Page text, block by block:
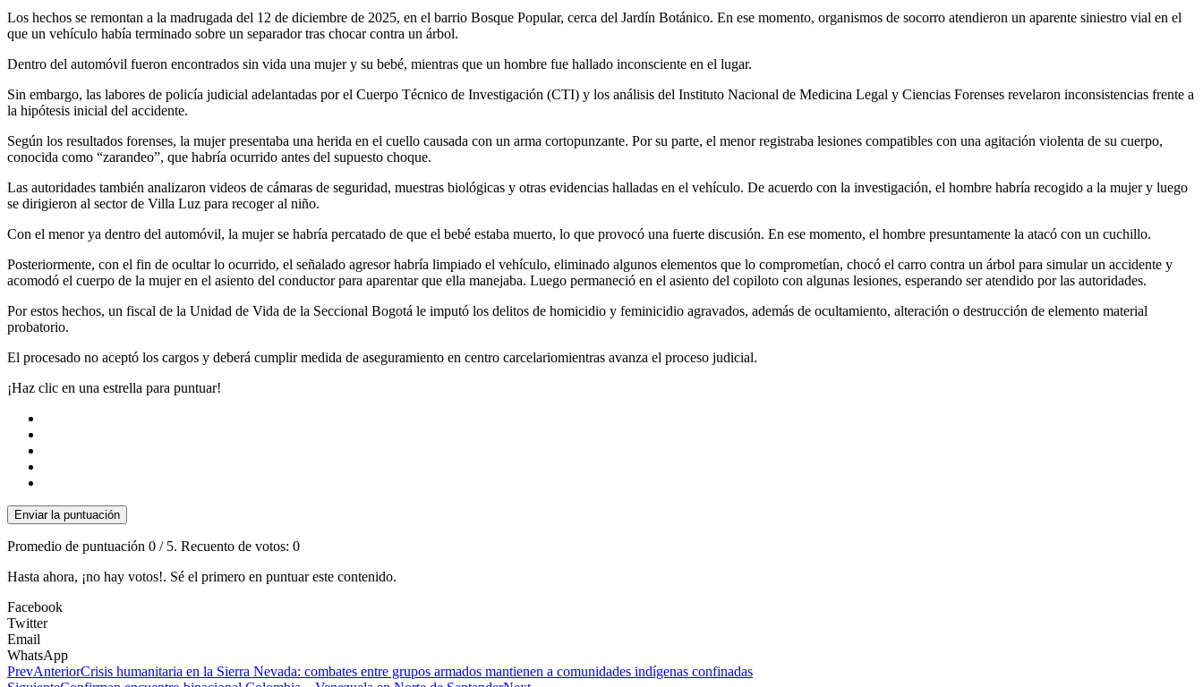
Los hechos se remontan a la madrugada del 12 de diciembre de 2025, en el barrio Bosque Popular, cerca del Jardín Botánico. En ese momento, organismos de socorro atendieron un aparente siniestro vial en el
que un vehículo había terminado sobre un separador tras chocar contra un árbol.
Dentro del automóvil fueron encontrados sin vida una mujer y su bebé, mientras que un hombre fue hallado inconsciente en el lugar.
Sin embargo, las labores de policía judicial adelantadas por el Cuerpo Técnico de Investigación (CTI) y los análisis del Instituto Nacional de Medicina Legal y Ciencias Forenses revelaron inconsistencias frente a
la hipótesis inicial del accidente.
Según los resultados forenses, la mujer presentaba una herida en el cuello causada con un arma cortopunzante. Por su parte, el menor registraba lesiones compatibles con una agitación violenta de su cuerpo,
conocida como “zarandeo”, que habría ocurrido antes del supuesto choque.
Las autoridades también analizaron videos de cámaras de seguridad, muestras biológicas y otras evidencias halladas en el vehículo. De acuerdo con la investigación, el hombre habría recogido a la mujer y luego
se dirigieron al sector de Villa Luz para recoger al niño.
Con el menor ya dentro del automóvil, la mujer se habría percatado de que el bebé estaba muerto, lo que provocó una fuerte discusión. En ese momento, el hombre presuntamente la atacó con un cuchillo.
Posteriormente, con el fin de ocultar lo ocurrido, el señalado agresor habría limpiado el vehículo, eliminado algunos elementos que lo comprometían, chocó el carro contra un árbol para simular un accidente y
acomodó el cuerpo de la mujer en el asiento del conductor para aparentar que ella manejaba. Luego permaneció en el asiento del copiloto con algunas lesiones, esperando ser atendido por las autoridades.
Por estos hechos, un fiscal de la Unidad de Vida de la Seccional Bogotá le imputó los delitos de homicidio y feminicidio agravados, además de ocultamiento, alteración o destrucción de elemento material
probatorio.
El procesado no aceptó los cargos y deberá cumplirmedida de aseguramiento en centro carcelariomientras avanza el proceso judicial.
¡Haz clic en una estrella para puntuar!
Enviar la puntuación
Promedio de puntuación 0 / 5. Recuento de votos: 0
Hasta ahora, ¡no hay votos!. Sé el primero en puntuar este contenido.
Facebook
Twitter
Email
WhatsApp
PrevAnteriorCrisis humanitaria en la Sierra Nevada: combates entre grupos armados mantienen a comunidades indígenas confinadas